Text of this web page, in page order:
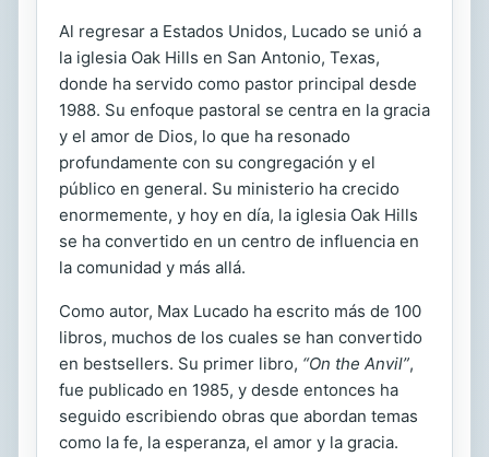
Al regresar a Estados Unidos, Lucado se unió a
la iglesia Oak Hills en San Antonio, Texas,
donde ha servido como pastor principal desde
1988. Su enfoque pastoral se centra en la gracia
y el amor de Dios, lo que ha resonado
profundamente con su congregación y el
público en general. Su ministerio ha crecido
enormemente, y hoy en día, la iglesia Oak Hills
se ha convertido en un centro de influencia en
la comunidad y más allá.
Como autor, Max Lucado ha escrito más de 100
libros, muchos de los cuales se han convertido
en bestsellers. Su primer libro, “On the Anvil”,
fue publicado en 1985, y desde entonces ha
seguido escribiendo obras que abordan temas
como la fe, la esperanza, el amor y la gracia.